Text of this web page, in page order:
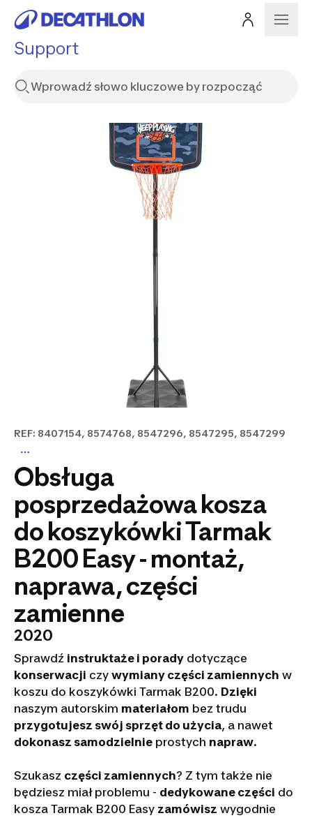
Support
REF: 8407154, 8574768, 8547296, 8547295, 8547299
Obsługa
posprzedażowa kosza
do koszykówki Tarmak
B200 Easy - montaż,
naprawa, części
zamienne
2020
Sprawdź instruktaże i porady dotyczące
konserwacji czy wymiany części zamiennych w
koszu do koszykówki Tarmak B200. Dzięki
naszym autorskim materiałom bez trudu
przygotujesz swój sprzęt do użycia, a nawet
dokonasz samodzielnie prostych napraw.
Szukasz części zamiennych? Z tym także nie
będziesz miał problemu - dedykowane części do
kosza Tarmak B200 Easy zamówisz wygodnie